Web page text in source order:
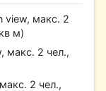
view, макс. 2
м)
макс. 2 чел.,
2 чел.,